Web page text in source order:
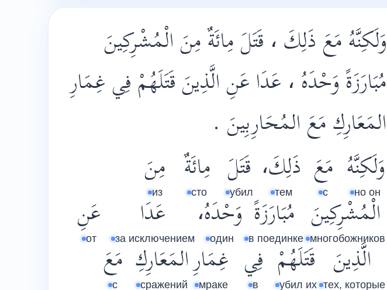
وَلَكِنَّهُ مَعَ ذَلِكَ ، قَتَلَ مِائَةٌ مِنَ الْمُشْرِكِينَ
مُبَارَزَةً وَحْدَهُ ، عَدَا عَنِ الَّذِينَ قَتَلَهُمْ فِي غِمَارِ
المَعَارِكِ مَعَ المُحَارِبِينَ .
وَلَكِنَّهُ
но он
مَعَ
с
ذَلِكَ،
тем
قَتَلَ
убил
مِائَةٌ
сто
مِنَ
из
الْمُشْرِكِينَ
многобожников
مُبَارَزَةً
в поединке
وَحْدَهُ،
один
عَدَا
за исключением
عَنِ
от
الَّذِينَ
тех, которые
قَتَلَهُمْ
убил их
فِي
в
غِمَارِ
мраке
المَعَارِكِ
сражений
مَعَ
с